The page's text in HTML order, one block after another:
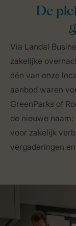
De
Via Landal
zakelijke
één van onze
aanbod waren
GreenParks of
de nieuwe
voor zakelijk
vergaderingen